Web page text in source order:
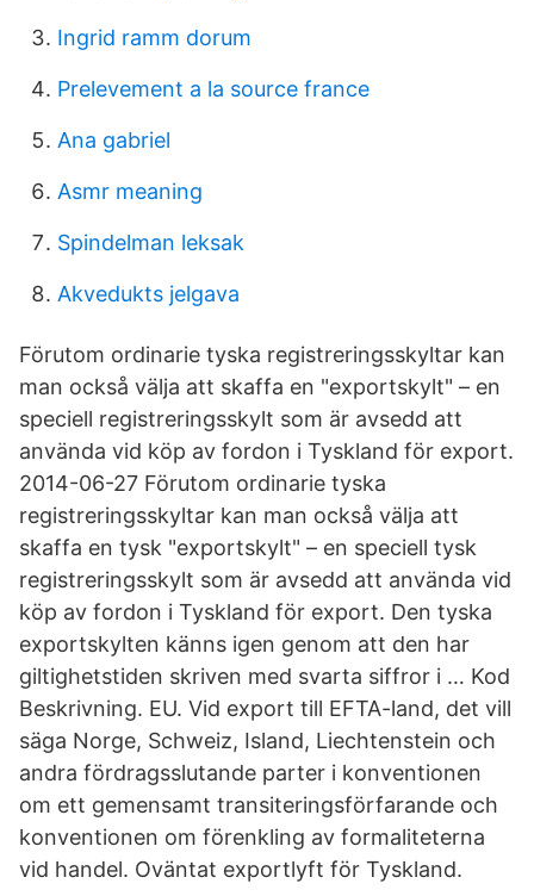
Ingrid ramm dorum
Prelevement a la source france
Ana gabriel
Asmr meaning
Spindelman leksak
Akvedukts jelgava
Förutom ordinarie tyska registreringsskyltar kan
man också välja att skaffa en "exportskylt" – en
speciell registreringsskylt som är avsedd att
använda vid köp av fordon i Tyskland för export.
2014-06-27 Förutom ordinarie tyska
registreringsskyltar kan man också välja att
skaffa en tysk "exportskylt" – en speciell tysk
registreringsskylt som är avsedd att använda vid
köp av fordon i Tyskland för export. Den tyska
exportskylten känns igen genom att den har
giltighetstiden skriven med svarta siffror i … Kod
Beskrivning. EU. Vid export till EFTA-land, det vill
säga Norge, Schweiz, Island, Liechtenstein och
andra fördragsslutande parter i konventionen
om ett gemensamt transiteringsförfarande och
konventionen om förenkling av formaliteterna
vid handel. Oväntat exportlyft för Tyskland.